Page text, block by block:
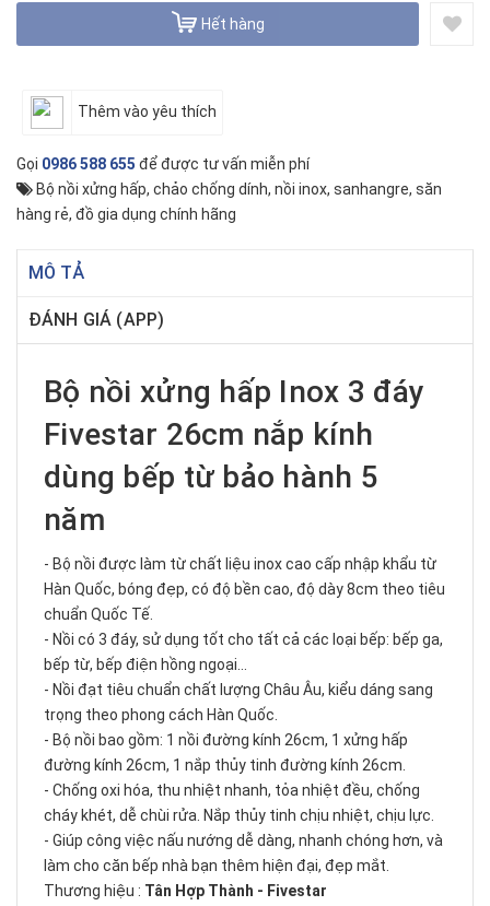
Hết hàng
Thêm vào yêu thích
Gọi 0986 588 655 để được tư vấn miễn phí
Bộ nồi xửng hấp, chảo chống dính, nồi inox, sanhangre, săn
hàng rẻ, đồ gia dụng chính hãng
MÔ TẢ
ĐÁNH GIÁ (APP)
Bộ nồi xửng hấp Inox 3 đáy
Fivestar 26cm nắp kính
dùng bếp từ bảo hành 5
năm
- Bộ nồi được làm từ chất liệu inox cao cấp nhập khẩu từ
Hàn Quốc, bóng đẹp, có độ bền cao, độ dày 8cm theo tiêu
chuẩn Quốc Tế.
- Nồi có 3 đáy, sử dụng tốt cho tất cả các loại bếp: bếp ga,
bếp từ, bếp điện hồng ngoại…
- Nồi đạt tiêu chuẩn chất lượng Châu Âu, kiểu dáng sang
trọng theo phong cách Hàn Quốc.
- Bộ nồi bao gồm: 1 nồi đường kính 26cm, 1 xửng hấp
đường kính 26cm, 1 nắp thủy tinh đường kính 26cm.
- Chống oxi hóa, thu nhiệt nhanh, tỏa nhiệt đều, chống
cháy khét, dễ chùi rửa. Nắp thủy tinh chịu nhiệt, chịu lực.
- Giúp công việc nấu nướng dễ dàng, nhanh chóng hơn, và
làm cho căn bếp nhà bạn thêm hiện đại, đẹp mắt.
Thương hiệu : Tân Hợp Thành - Fivestar